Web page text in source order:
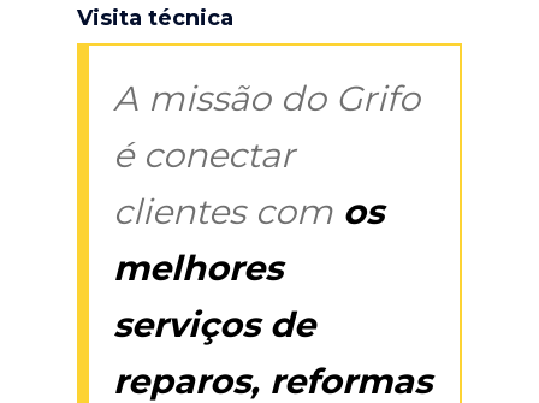
Visita técnica
A missão do Grifo
é conectar
clientes com os
melhores
serviços de
reparos, reformas